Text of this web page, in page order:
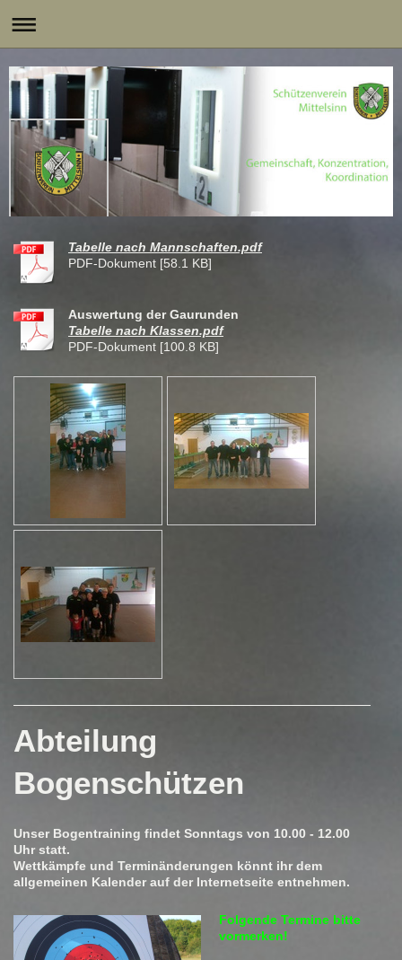
Tabelle nach Mannschaften.pdf
PDF-Dokument [58.1 KB]
Auswertung der Gaurunden
Tabelle nach Klassen.pdf
PDF-Dokument [100.8 KB]
Abteilung
Bogenschützen
Unser Bogentraining findet Sonntags von 10.00 - 12.00
Uhr statt.
Wettkämpfe und Terminänderungen könnt ihr dem
allgemeinen Kalender auf der Internetseite entnehmen.
Folgende Termine bitte
vormerken!